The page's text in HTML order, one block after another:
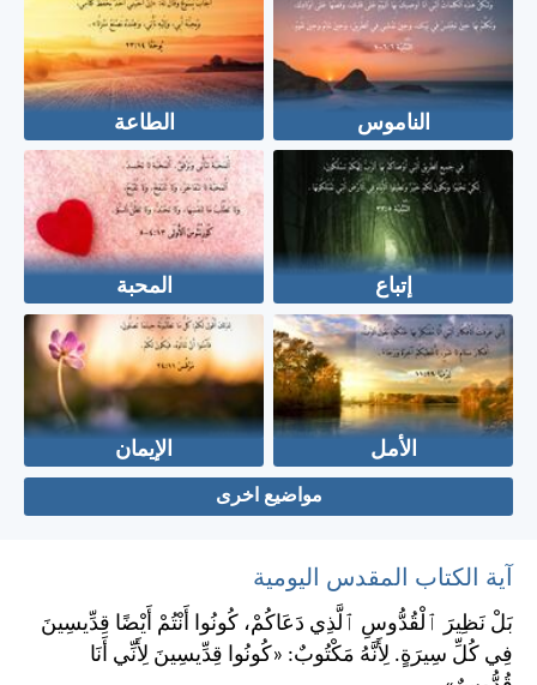
الناموس الطاعة
إتباع المحبة
الأمل الإيمان
مواضيع اخرى
آية الكتاب المقدس اليومية
بَلْ نَظِيرَ ٱلْقُدُّوسِ ٱلَّذِي دَعَاكُمْ، كُونُوا أَنْتُمْ أَيْضًا قِدِّيسِينَ
فِي كُلِّ سِيرَةٍ. لِأَنَّهُ مَكْتُوبٌ: «كُونُوا قِدِّيسِينَ لِأَنِّي أَنَا